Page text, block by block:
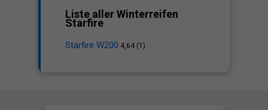
Liste aller Winterreifen
Starfire
Starfire W200 4,64 (1)